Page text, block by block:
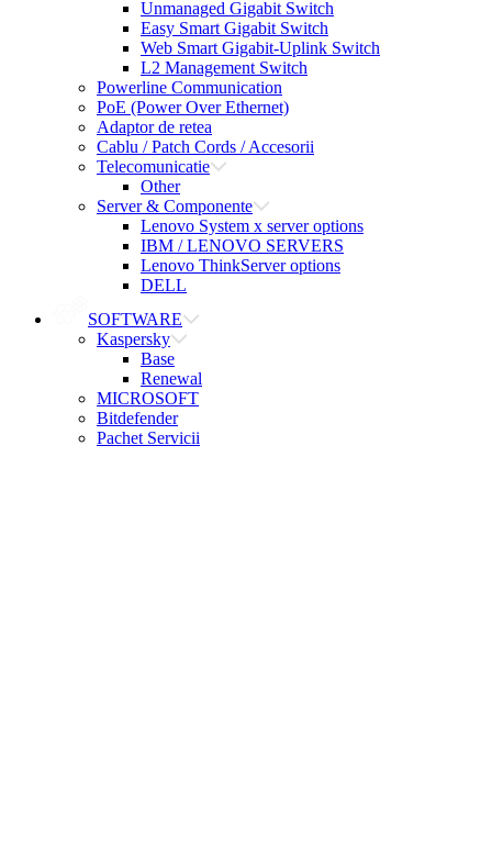
Unmanaged Gigabit Switch
Easy Smart Gigabit Switch
Web Smart Gigabit-Uplink Switch
L2 Management Switch
Powerline Communication
PoE (Power Over Ethernet)
Adaptor de retea
Cablu / Patch Cords / Accesorii
Telecomunicatie
Other
Server & Componente
Lenovo System x server options
IBM / LENOVO SERVERS
Lenovo ThinkServer options
DELL
SOFTWARE
Kaspersky
Base
Renewal
MICROSOFT
Bitdefender
Pachet Servicii